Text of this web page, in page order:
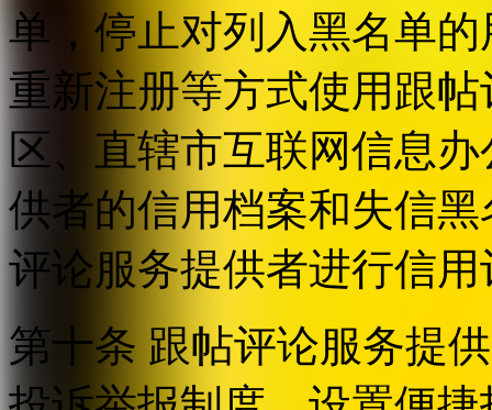
单，停止对列入黑名单
重新注册等方式使用跟
区、直辖市互联网信息
供者的信用档案和失信
评论服务提供者进行信用
第十条 跟帖评论服务提